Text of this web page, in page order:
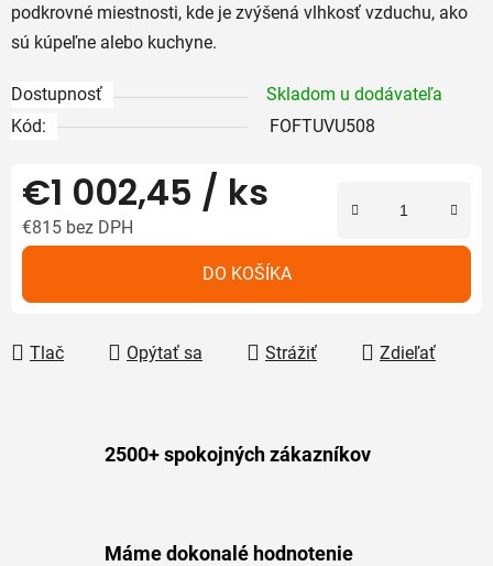
podkrovné miestnosti, kde je zvýšená vlhkosť vzduchu, ako
sú kúpeľne alebo kuchyne.
Dostupnosť
Skladom u dodávateľa
Kód:
FOFTUVU508
€1 002,45 / ks
€815 bez DPH
DO KOŠÍKA
Tlač Opýtať sa Strážiť Zdieľať
2500+ spokojných zákazníkov
Máme dokonalé hodnotenie